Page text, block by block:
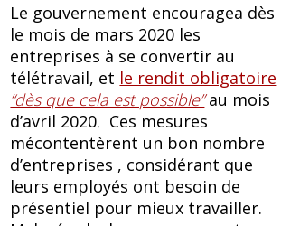
Le gouvernement encouragea dès
le mois de mars 2020 les
entreprises à se convertir au
télétravail, et le rendit obligatoire
“dès que cela est possible” au mois
d’avril 2020. Ces mesures
mécontentèrent un bon nombre
d’entreprises , considérant que
leurs employés ont besoin de
présentiel pour mieux travailler.